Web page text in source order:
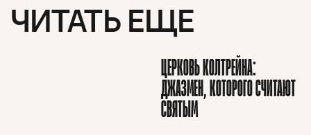
ЧИТАТЬ ЕЩЕ
ЦЕРКОВЬ КОЛТРЕЙНА:
ДЖАЗМЕН, КОТОРОГО СЧИТАЮТ
СВЯТЫМ